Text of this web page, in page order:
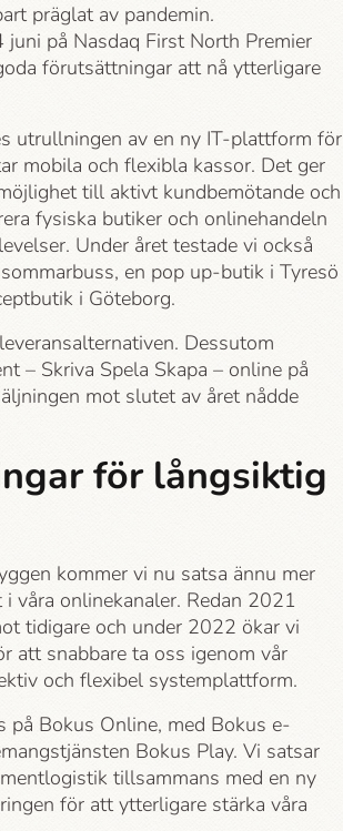
präglat av pandemin.
på Nasdaq First North Premier
förutsättningar att nå ytterligare
utrullningen av en ny IT-plattform för
mobila och flexibla kassor. Det ger
till aktivt kundbemötande och
fysiska butiker och onlinehandeln
Under året testade vi också
en pop up-butik i Tyresö
i Göteborg.
Dessutom
– Skriva Spela Skapa – online på
mot slutet av året nådde
för långsiktig
kommer vi nu satsa ännu mer
våra onlinekanaler. Redan 2021
tidigare och under 2022 ökar vi
att snabbare ta oss igenom vår
och flexibel systemplattform.
på Bokus Online, med Bokus e-
Bokus Play. Vi satsar
tillsammans med en ny
för att ytterligare stärka våra